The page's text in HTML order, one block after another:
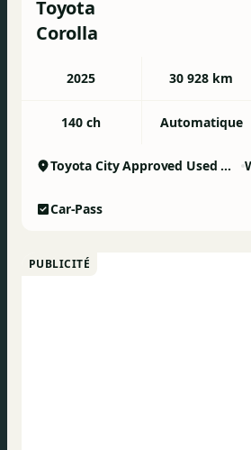
Toyota
Corolla
2025 30 928 km
140 ch Automatique
Toyota City Approved Used Woluwe
Car-Pass
PUBLICITÉ